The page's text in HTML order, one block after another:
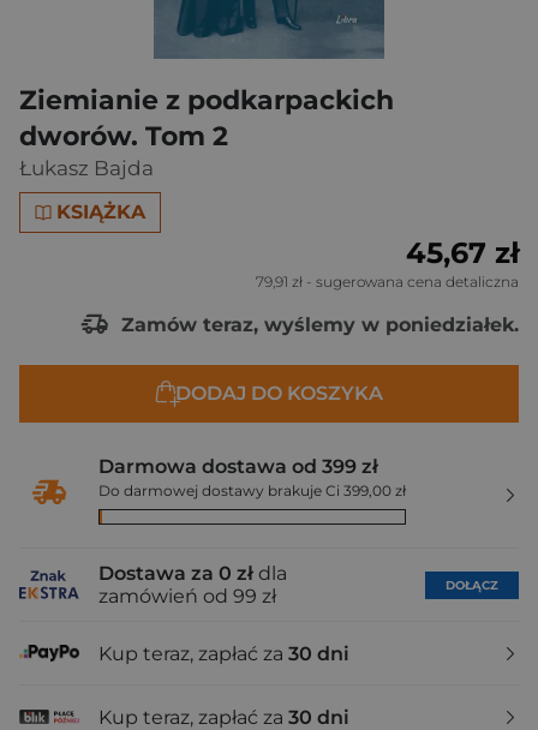
Ziemianie z podkarpackich
dworów. Tom 2
Łukasz Bajda
KSIĄŻKA
45,67 zł
79,91 zł - sugerowana cena detaliczna
Zamów teraz, wyślemy w poniedziałek.
DODAJ DO KOSZYKA
Darmowa dostawa od 399 zł
Do darmowej dostawy brakuje Ci 399,00 zł
Dostawa za 0 zł dla
zamówień od 99 zł
DOŁĄCZ
Kup teraz, zapłać za 30 dni
Kup teraz, zapłać za 30 dni